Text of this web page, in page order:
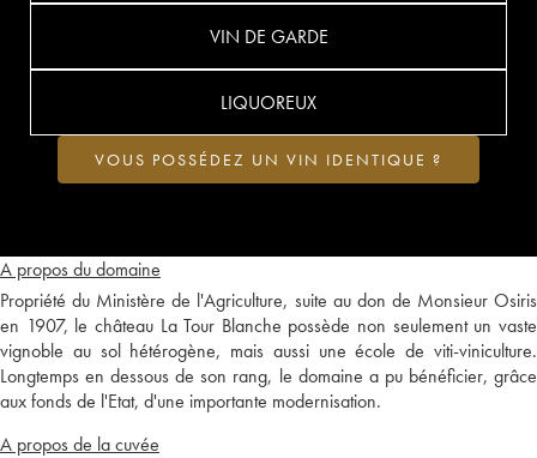
A propos du domaine
Propriété du Ministère de l'Agriculture, suite au don de Monsieur Osiris
en 1907, le château La Tour Blanche possède non seulement un vaste
vignoble au sol hétérogène, mais aussi une école de viti-viniculture.
Longtemps en dessous de son rang, le domaine a pu bénéficier, grâce
aux fonds de l'Etat, d'une importante modernisation.
A propos de la cuvée
VIN DE GARDE
LIQUOREUX
VOUS POSSÉDEZ UN VIN IDENTIQUE ?